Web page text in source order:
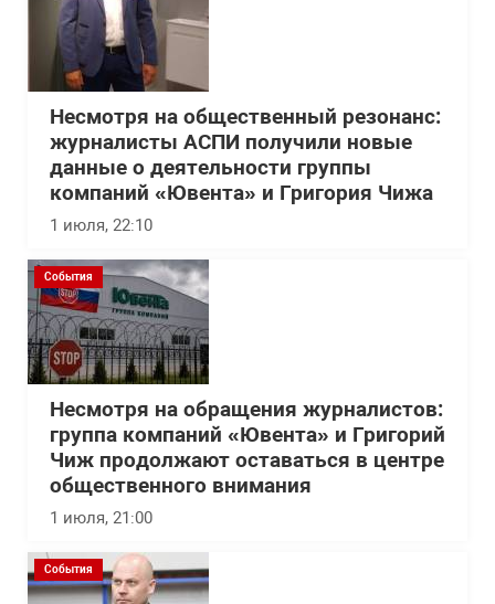
Несмотря на общественный резонанс:
журналисты АСПИ получили новые
данные о деятельности группы
компаний «Ювента» и Григория Чижа
1 июля, 22:10
События
Несмотря на обращения журналистов:
группа компаний «Ювента» и Григорий
Чиж продолжают оставаться в центре
общественного внимания
1 июля, 21:00
События